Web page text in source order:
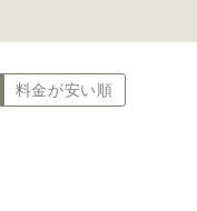
料金が安い順